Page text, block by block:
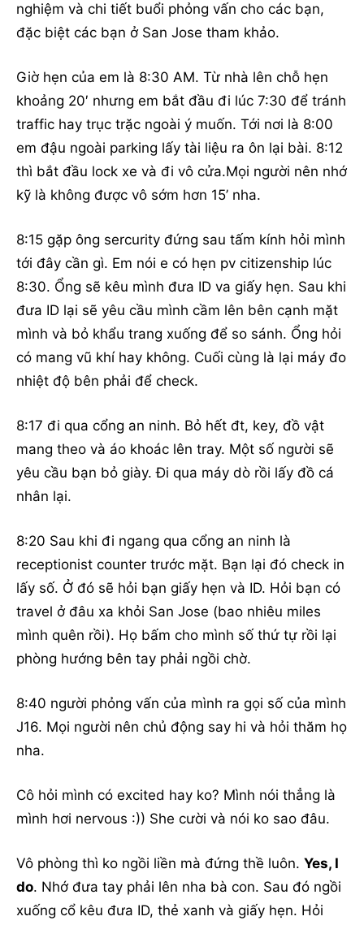
nghiệm và chi tiết buổi phỏng vấn cho các bạn,
đặc biệt các bạn ở San Jose tham khảo.
Giờ hẹn của em là 8:30 AM. Từ nhà lên chỗ hẹn
khoảng 20′ nhưng em bắt đầu đi lúc 7:30 để tránh
traffic hay trục trặc ngoài ý muốn. Tới nơi là 8:00
em đậu ngoài parking lấy tài liệu ra ôn lại bài. 8:12
thì bắt đầu lock xe và đi vô cửa.Mọi người nên nhớ
kỹ là không được vô sớm hơn 15’ nha.
8:15 gặp ông sercurity đứng sau tấm kính hỏi mình
tới đây cần gì. Em nói e có hẹn pv citizenship lúc
8:30. Ổng sẽ kêu mình đưa ID va giấy hẹn. Sau khi
đưa ID lại sẽ yêu cầu mình cầm lên bên cạnh mặt
mình và bỏ khẩu trang xuống để so sánh. Ổng hỏi
có mang vũ khí hay không. Cuối cùng là lại máy đo
nhiệt độ bên phải để check.
8:17 đi qua cổng an ninh. Bỏ hết đt, key, đồ vật
mang theo và áo khoác lên tray. Một số người sẽ
yêu cầu bạn bỏ giày. Đi qua máy dò rồi lấy đồ cá
nhân lại.
8:20 Sau khi đi ngang qua cổng an ninh là
receptionist counter trước mặt. Bạn lại đó check in
lấy số. Ở đó sẽ hỏi bạn giấy hẹn và ID. Hỏi bạn có
travel ở đâu xa khỏi San Jose (bao nhiêu miles
mình quên rồi). Họ bấm cho mình số thứ tự rồi lại
phòng hướng bên tay phải ngồi chờ.
8:40 người phỏng vấn của mình ra gọi số của mình
J16. Mọi người nên chủ động say hi và hỏi thăm họ
nha.
Cô hỏi mình có excited hay ko? Mình nói thẳng là
mình hơi nervous :)) She cười và nói ko sao đâu.
Vô phòng thì ko ngồi liền mà đứng thề luôn. Yes, I
do. Nhớ đưa tay phải lên nha bà con. Sau đó ngồi
xuống cổ kêu đưa ID, thẻ xanh và giấy hẹn. Hỏi